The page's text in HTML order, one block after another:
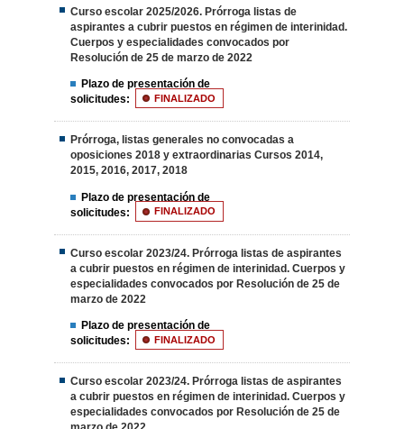
Curso escolar 2025/2026. Prórroga listas de
aspirantes a cubrir puestos en régimen de interinidad.
Cuerpos y especialidades convocados por
Resolución de 25 de marzo de 2022
Plazo de presentación de
solicitudes:
FINALIZADO
Prórroga, listas generales no convocadas a
oposiciones 2018 y extraordinarias Cursos 2014,
2015, 2016, 2017, 2018
Plazo de presentación de
solicitudes:
FINALIZADO
Curso escolar 2023/24. Prórroga listas de aspirantes
a cubrir puestos en régimen de interinidad. Cuerpos y
especialidades convocados por Resolución de 25 de
marzo de 2022
Plazo de presentación de
solicitudes:
FINALIZADO
Curso escolar 2023/24. Prórroga listas de aspirantes
a cubrir puestos en régimen de interinidad. Cuerpos y
especialidades convocados por Resolución de 25 de